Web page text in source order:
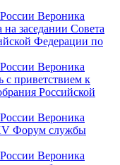
Вероника
заседании Совета
Федерации по
Вероника
с приветствием к
Российской
Вероника
Форум службы
Вероника